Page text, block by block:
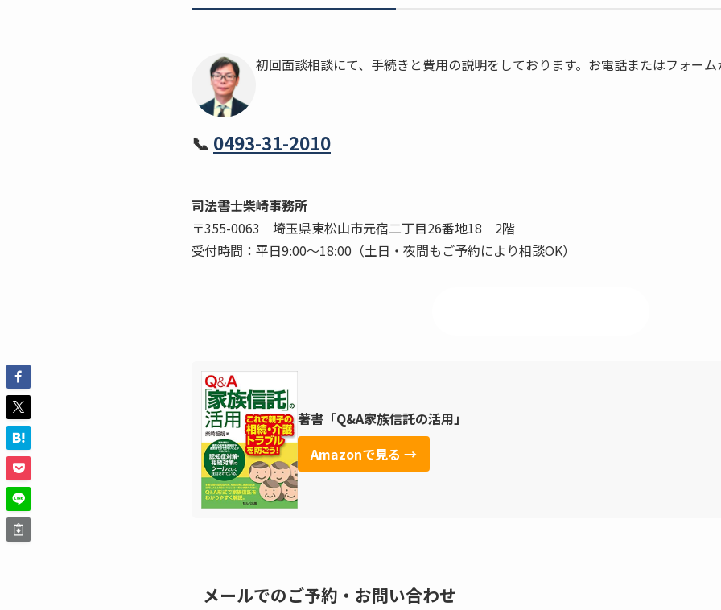
初回面談相談にて、手続きと費用の説明をしております。お電話またはフォー
📞 0493-31-2010
司法書士柴崎事務所
〒355-0063 埼玉県東松山市元宿二丁目26番地18 2階
受付時間：平日9:00〜18:00（土日・夜間もご予約により相談OK）
著書「Q&A家族信託の活用」
Amazonで見る →
メールでのご予約・お問い合わせ